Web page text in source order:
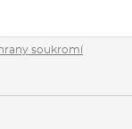
soukromí